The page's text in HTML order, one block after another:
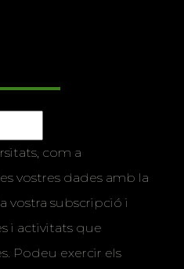
com a
vostres dades amb la
vostra subscripció i
i activitats que
Podeu exercir els